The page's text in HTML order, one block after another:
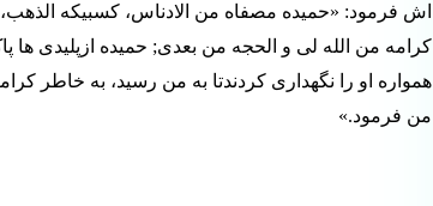
اش فرمود: «حمیده مصفاه من الادناس، کسبیکه
کرامه من الله لی و الحجه من بعدی; حمیده ازپلیدی
همواره او را نگهداری کردندتا به من رسید، به خاطر
من فرمود.»